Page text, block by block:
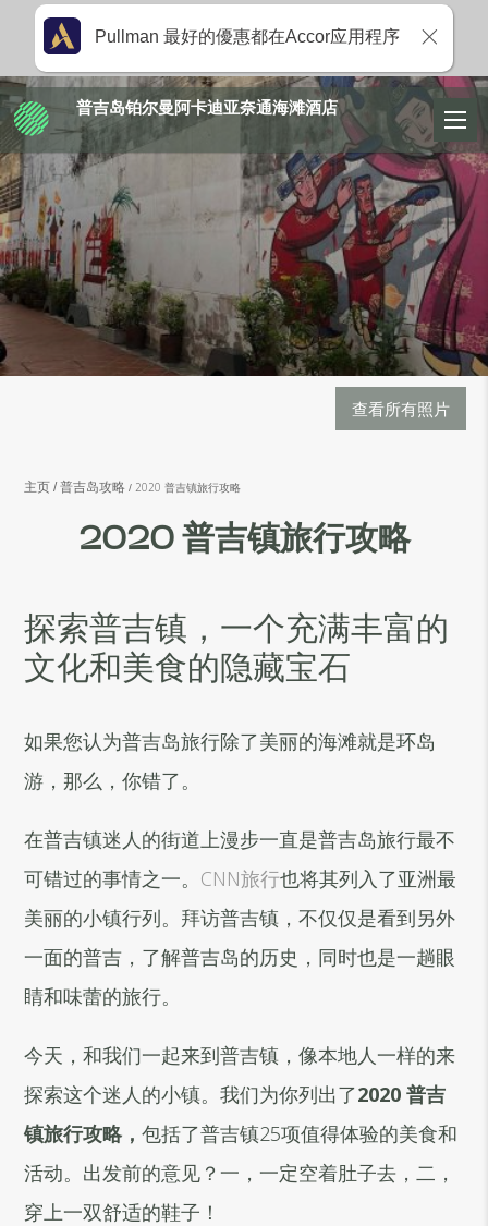
查看所有照片
主页 普吉岛攻略 2020 普吉镇旅行攻略
2020 普吉镇旅行攻略
探索普吉镇，一个充满丰富的
文化和美食的隐藏宝石
如果您认为普吉岛旅行除了美丽的海滩就是环岛
游，那么，你错了。
在普吉镇迷人的街道上漫步一直是普吉岛旅行最不
可错过的事情之一。 CNN旅行也将其列入了亚洲最
美丽的小镇行列。拜访普吉镇，不仅仅是看到另外
一面的普吉，了解普吉岛的历史，同时也是一趟眼
睛和味蕾的旅行。
今天，和我们一起来到普吉镇，像本地人一样的来
探索这个迷人的小镇。我们为你列出了2020 普吉
镇旅行攻略，包括了普吉镇25项值得体验的美食和
活动。出发前的意见？一，一定空着肚子去，二，
穿上一双舒适的鞋子！
普吉岛铂尔曼阿卡迪亚奈通海滩酒店
Pullman 最好的優惠都在Accor应用程序